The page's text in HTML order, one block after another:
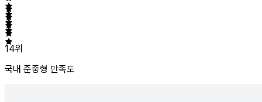
14위
국내 준중형 만족도